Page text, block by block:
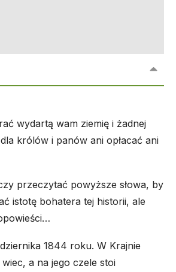
wydartą wam ziemię i żadnej
królów i panów ani opłacać ani
przeczytać powyższe słowa, by
istotę bohatera tej historii, ale
1844 roku. W Krajnie
a na jego czele stoi